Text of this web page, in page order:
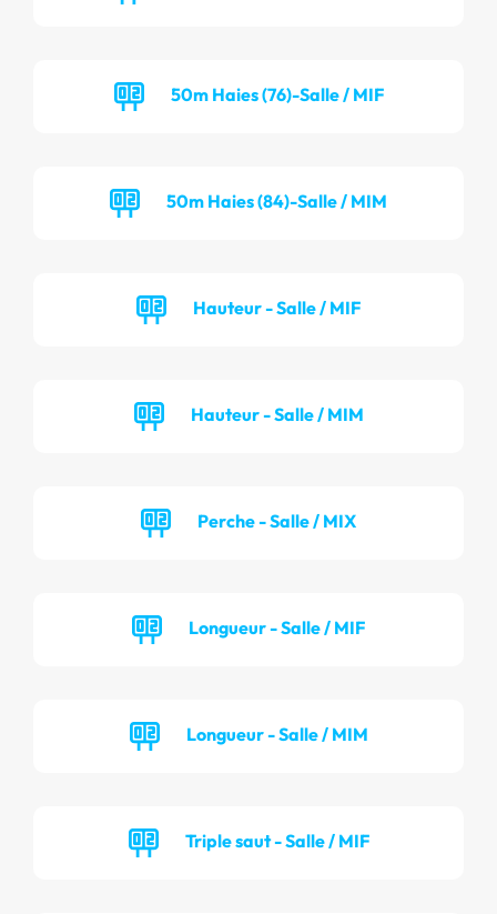
50m Haies (76)-Salle / MIF
50m Haies (84)-Salle / MIM
Hauteur - Salle / MIF
Hauteur - Salle / MIM
Perche - Salle / MIX
Longueur - Salle / MIF
Longueur - Salle / MIM
Triple saut - Salle / MIF